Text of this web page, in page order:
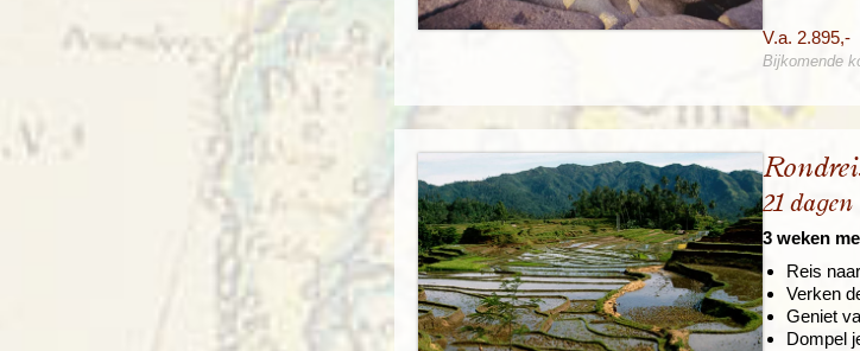
V.a. 2.895,-
Bijkomende
21 dagen
3 weken
Reis
Verken
Geniet
Dompel